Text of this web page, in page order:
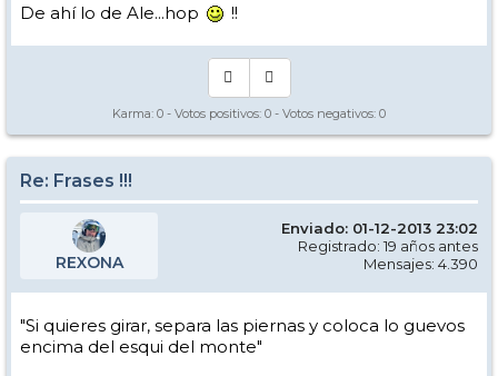
De ahí lo de Ale...hop !!
Karma: 0 - Votos positivos: 0 - Votos negativos: 0
Re: Frases !!!
REXONA
Enviado: 01-12-2013 23:02
Registrado: 19 años antes
Mensajes: 4.390
"Si quieres girar, separa las piernas y coloca lo guevos
encima del esqui del monte"